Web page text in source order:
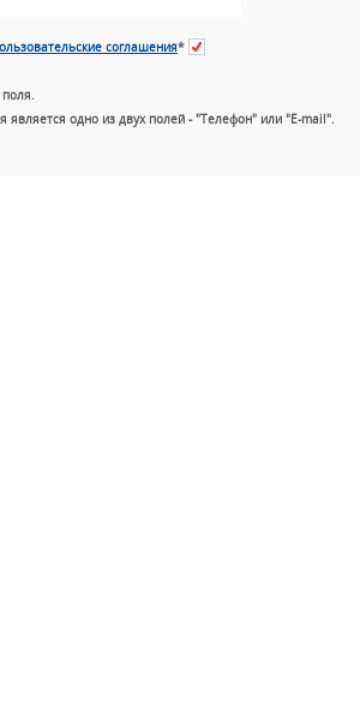
соглашения*
одно из двух полей - "Телефон" или "E-mail".